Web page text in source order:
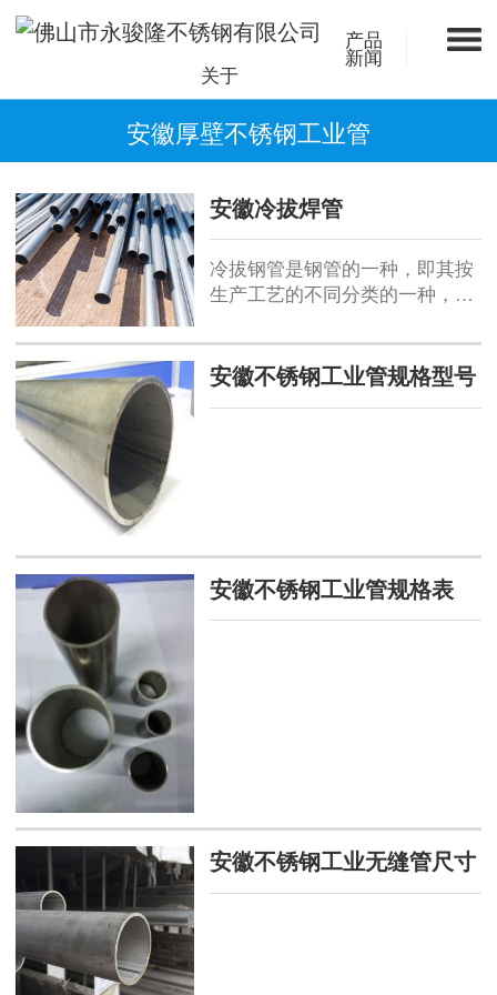
产品
新闻
关于
安徽厚壁不锈钢工业管
安徽冷拔焊管
冷拔钢管是钢管的一种，即其按
生产工艺的不同分类的一种，区
原料管扩径的过程中通过多道次
的冷拔加工而成，通常在0.5～
100T的单链式或双链式冷拔机上
管外，还包括碳素薄壁钢管、合
金薄壁钢管、不锈薄壁钢管、异
型钢管。
安徽不锈钢工业管规格型号
安徽不锈钢工业管规格表
安徽不锈钢工业无缝管尺寸